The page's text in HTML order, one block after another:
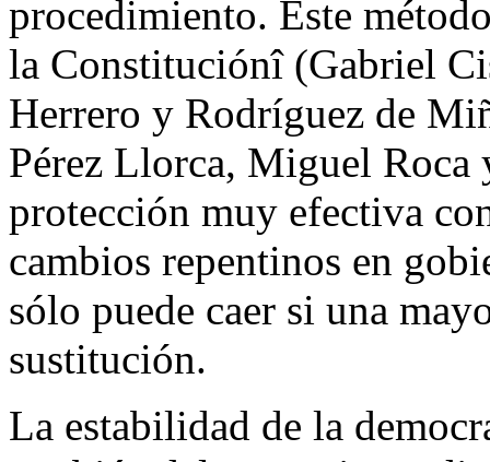
procedimiento. Este
la Constituciónî (Gabriel
Herrero y Rodríguez de
Pérez Llorca, Miguel Roca
protección muy efectiva
cambios repentinos en
sólo puede caer si una
sustitución.
La estabilidad de la